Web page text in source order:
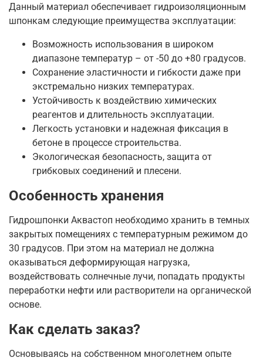
Данный материал обеспечивает гидроизоляционным
шпонкам следующие преимущества эксплуатации:
Возможность использования в широком
диапазоне температур – от -50 до +80 градусов.
Сохранение эластичности и гибкости даже при
экстремально низких температурах.
Устойчивость к воздействию химических
реагентов и длительность эксплуатации.
Легкость установки и надежная фиксация в
бетоне в процессе строительства.
Экологическая безопасность, защита от
грибковых соединений и плесени.
Особенность хранения
Гидрошпонки Аквастоп необходимо хранить в темных
закрытых помещениях с температурным режимом до
30 градусов. При этом на материал не должна
оказываться деформирующая нагрузка,
воздействовать солнечные лучи, попадать продукты
переработки нефти или растворители на органической
основе.
Как сделать заказ?
Основываясь на собственном многолетнем опыте